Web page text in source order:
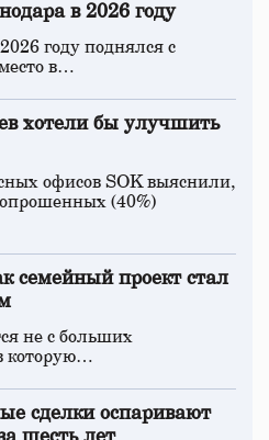
в 2026 году
году поднялся с
в…
хотели бы улучшить
офисов SOK выяснили,
(40%)
семейный проект стал
не с больших
которую…
сделки оспаривают